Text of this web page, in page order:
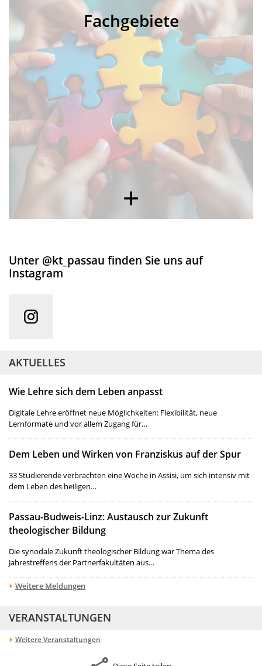
Fachgebiete
Unter @kt_passau finden Sie uns auf
Instagram
AKTUELLES
Wie Lehre sich dem Leben anpasst
Digitale Lehre eröffnet neue Möglichkeiten: Flexibilität, neue
Lernformate und vor allem Zugang für…
Dem Leben und Wirken von Franziskus auf der Spur
33 Studierende verbrachten eine Woche in Assisi, um sich intensiv mit
dem Leben des heiligen…
Passau-Budweis-Linz: Austausch zur Zukunft
theologischer Bildung
Die synodale Zukunft theologischer Bildung war Thema des
Jahrestreffens der Partnerfakultäten aus…
Weitere Meldungen
VERANSTALTUNGEN
Weitere Veranstaltungen